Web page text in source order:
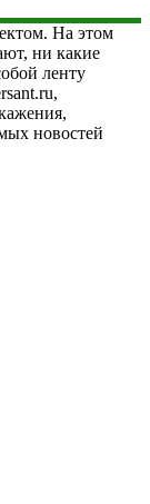
На этом
ни какие
ленту
новостей